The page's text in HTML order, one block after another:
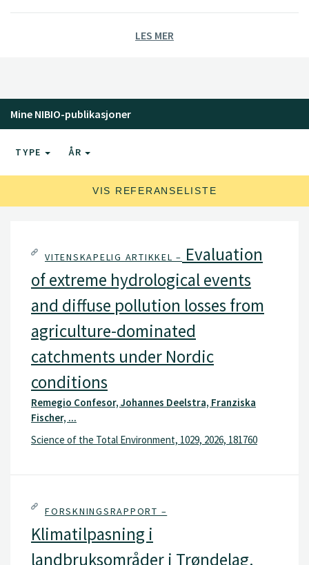
LES MER
Mine NIBIO-publikasjoner
TYPE ÅR
VIS REFERANSELISTE
VITENSKAPELIG ARTIKKEL – Evaluation
of extreme hydrological events
and diffuse pollution losses from
agriculture-dominated
catchments under Nordic
conditions
Remegio Confesor, Johannes Deelstra, Franziska
Fischer, ...
Science of the Total Environment, 1029, 2026, 181760
FORSKNINGSRAPPORT –
Klimatilpasning i
landbruksområder i Trøndelag.